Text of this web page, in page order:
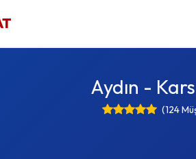
Aydın -
(124